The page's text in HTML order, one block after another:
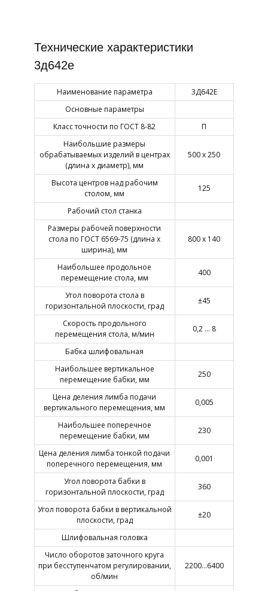
Технические характеристики
3д642е
Наименование параметра
3Д642Е
Основные параметры
Класс точности по ГОСТ 8-82
П
Наибольшие размеры
обрабатываемых изделий в центрах
(длина х диаметр), мм
500 х 250
Высота центров над рабочим
столом, мм
125
Рабочий стол станка
Размеры рабочей поверхности
стола по ГОСТ 6569-75 (длина х
ширина), мм
800 х 140
Наибольшее продольное
перемещение стола, мм
400
Угол поворота стола в
горизонтальной плоскости, град
±45
Скорость продольного
перемещения стола, м/мин
0,2 … 8
Бабка шлифовальная
Наибольшее вертикальное
перемещение бабки, мм
250
Цена деления лимба подачи
вертикального перемещения, мм
0,005
Наибольшее поперечное
перемещение бабки, мм
230
Цена деления лимба тонкой подачи
поперечного перемещения, мм
0,001
Угол поворота бабки в
горизонтальной плоскости, град
360
Угол поворота бабки в вертикальной
плоскости, град
±20
Шлифовальная головка
Число оборотов заточного круга
при бесступенчатом регулировании,
об/мин
2200…6400